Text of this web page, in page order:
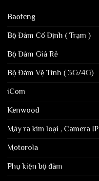
Baofeng
Bộ Đàm Cố Định ( Trạm )
Bộ Đàm Giá Rẻ
Bộ Đàm Vệ Tinh ( 3G/4G)
iCom
Kenwood
Máy ra kim loại , Camera IP
Motorola
Phụ kiện bộ đàm